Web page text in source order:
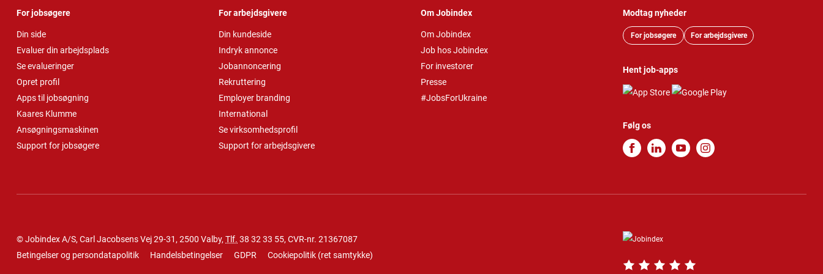
For jobsøgere
Din side
Evaluer din arbejdsplads
Se evalueringer
Opret profil
Apps til jobsøgning
Kaares Klumme
Ansøgningsmaskinen
Support for jobsøgere
For arbejdsgivere
Din kundeside
Indryk annonce
Jobannoncering
Rekruttering
Employer branding
International
Se virksomhedsprofil
Support for arbejdsgivere
Om Jobindex
Om Jobindex
Job hos Jobindex
For investorer
Presse
#JobsForUkraine
Modtag nyheder
For jobsøgere For arbejdsgivere
Hent job-apps
Følg os
© Jobindex A/S, Carl Jacobsens Vej 29-31, 2500 Valby, Tlf. 38 32 33 55, CVR-nr. 21367087
Betingelser og persondatapolitik
Handelsbetingelser GDPR Cookiepolitik (ret samtykke)